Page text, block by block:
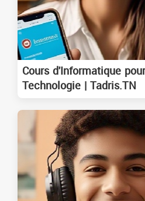
Cours d'Informatique
Technologie | Tadris.TN